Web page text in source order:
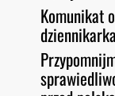
Komunikat